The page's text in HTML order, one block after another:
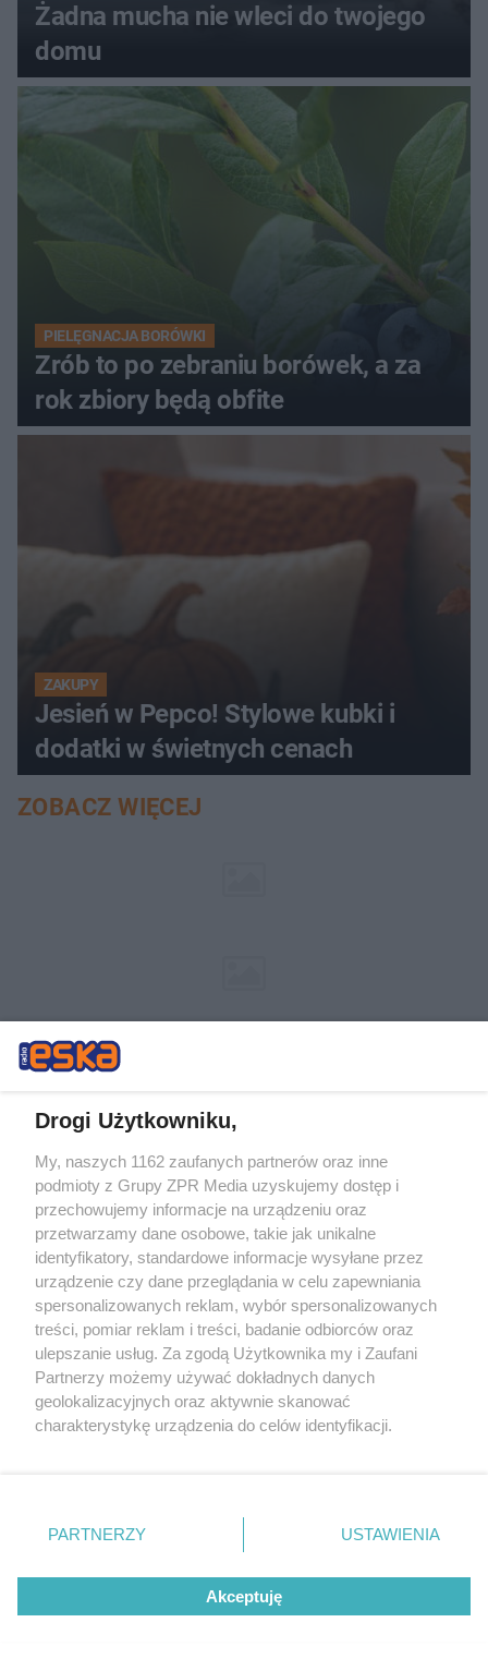
Żadna mucha nie wleci do twojego
domu
PIELĘGNACJA BORÓWKI
Zrób to po zebraniu borówek, a za
rok zbiory będą obfite
ZAKUPY
Jesień w Pepco! Stylowe kubki i
dodatki w świetnych cenach
ZOBACZ WIĘCEJ
Żaden utwór zamieszczony w serwisie nie może być powielany i
wykorzystanie utworów w całości lub w części z naruszeniem prawa,
tzn. bez właściwej zgody, jest zabronione pod groźbą kary i może być
Drogi Użytkowniku,
My, naszych 1162 zaufanych partnerów oraz inne
podmioty z Grupy ZPR Media uzyskujemy dostęp i
przechowujemy informacje na urządzeniu oraz
przetwarzamy dane osobowe, takie jak unikalne
identyfikatory, standardowe informacje wysyłane przez
urządzenie czy dane przeglądania w celu zapewniania
spersonalizowanych reklam, wybór spersonalizowanych
treści, pomiar reklam i treści, badanie odbiorców oraz
ulepszanie usług. Za zgodą Użytkownika my i Zaufani
Partnerzy możemy używać dokładnych danych
geolokalizacyjnych oraz aktywnie skanować
charakterystykę urządzenia do celów identyfikacji.
zmienić/wycofać klikając przycisk ustawień prywatności
znajdujący się w lewym dolnym rogu strony
rodzaje przetwarzania danych nie wymagają zgody
użytkownika, ale masz prawo sprzeciwić się takiemu
przetwarzaniu. Preferencje będą miały zastosowanie tylko
PARTNERZY USTAWIENIA
Akceptuję